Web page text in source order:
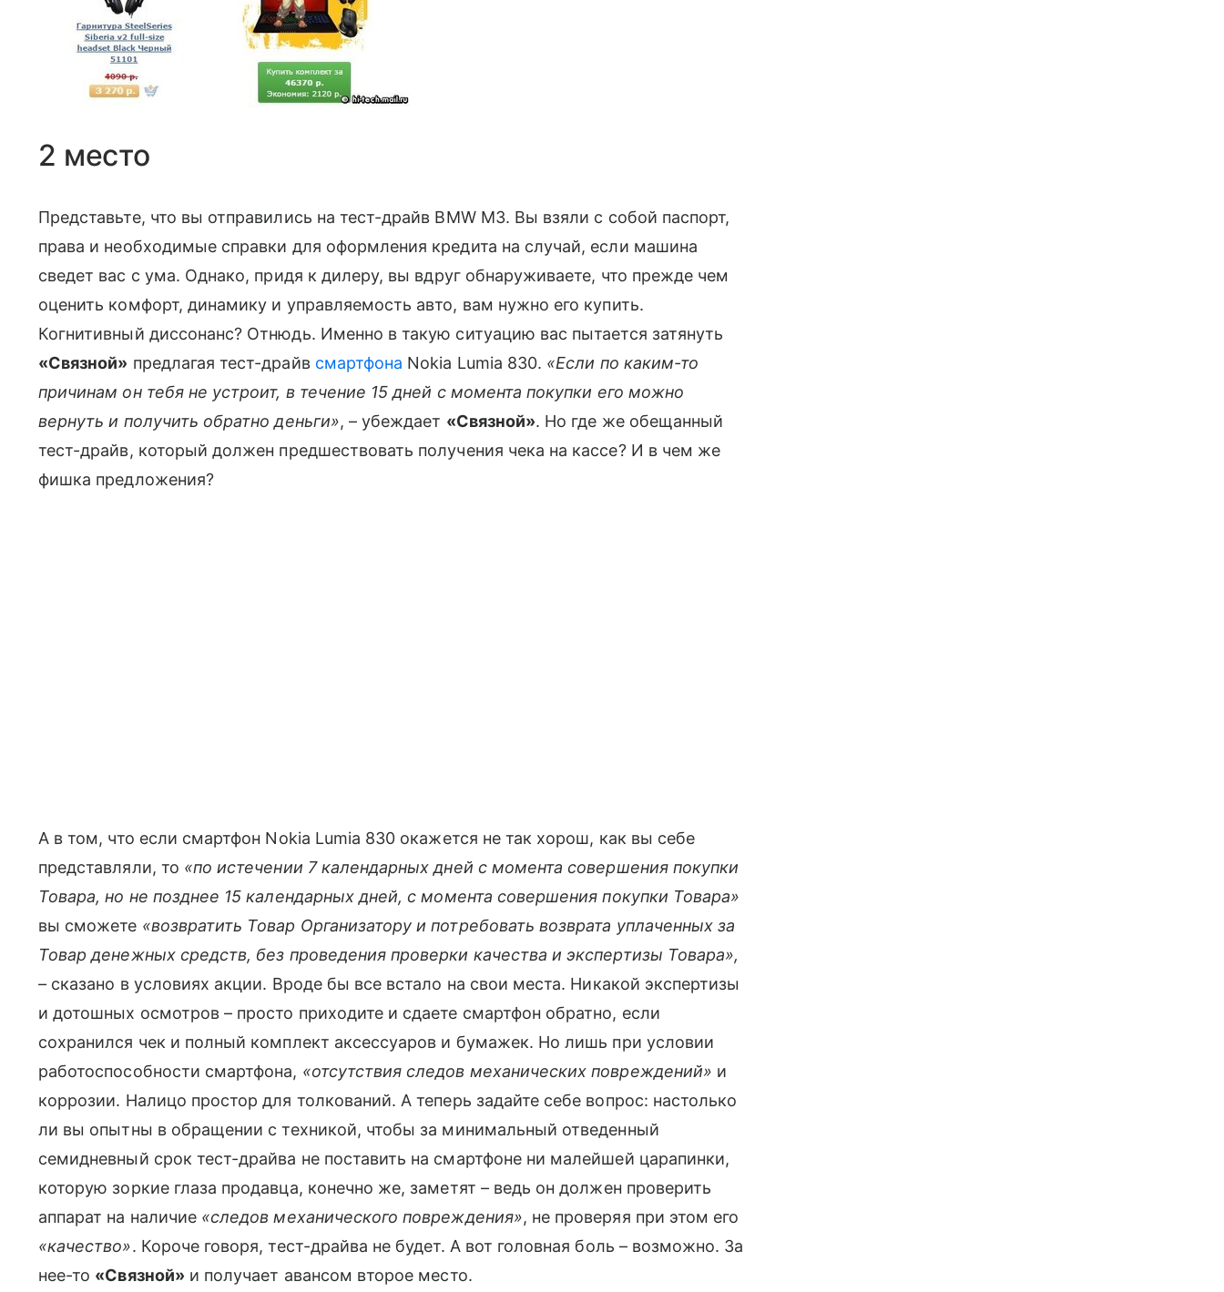
2 место
Представьте, что вы отправились на тест-драйв BMW M3. Вы взяли с собой паспорт,
права и необходимые справки для оформления кредита на случай, если машина
сведет вас с ума. Однако, придя к дилеру, вы вдруг обнаруживаете, что прежде чем
оценить комфорт, динамику и управляемость авто, вам нужно его купить.
Когнитивный диссонанс? Отнюдь. Именно в такую ситуацию вас пытается затянуть
«Связной» предлагая тест-драйв смартфона Nokia Lumia 830. «Если по каким-то
причинам он тебя не устроит, в течение 15 дней с момента покупки его можно
вернуть и получить обратно деньги», – убеждает «Связной». Но где же обещанный
тест-драйв, который должен предшествовать получения чека на кассе? И в чем же
фишка предложения?
А в том, что если смартфон Nokia Lumia 830 окажется не так хорош, как вы себе
представляли, то «по истечении 7 календарных дней с момента совершения покупки
Товара, но не позднее 15 календарных дней, с момента совершения покупки Товара»
вы сможете «возвратить Товар Организатору и потребовать возврата уплаченных за
Товар денежных средств, без проведения проверки качества и экспертизы Товара»,
– сказано в условиях акции. Вроде бы все встало на свои места. Никакой экспертизы
и дотошных осмотров – просто приходите и сдаете смартфон обратно, если
сохранился чек и полный комплект аксессуаров и бумажек. Но лишь при условии
работоспособности смартфона, «отсутствия следов механических повреждений» и
коррозии. Налицо простор для толкований. А теперь задайте себе вопрос: настолько
ли вы опытны в обращении с техникой, чтобы за минимальный отведенный
семидневный срок тест-драйва не поставить на смартфоне ни малейшей царапинки,
которую зоркие глаза продавца, конечно же, заметят – ведь он должен проверить
аппарат на наличие «следов механического повреждения», не проверяя при этом его
«качество». Короче говоря, тест-драйва не будет. А вот головная боль – возможно. За
нее-то «Связной» и получает авансом второе место.